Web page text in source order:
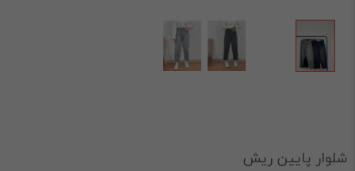
شلوار پایین ریش